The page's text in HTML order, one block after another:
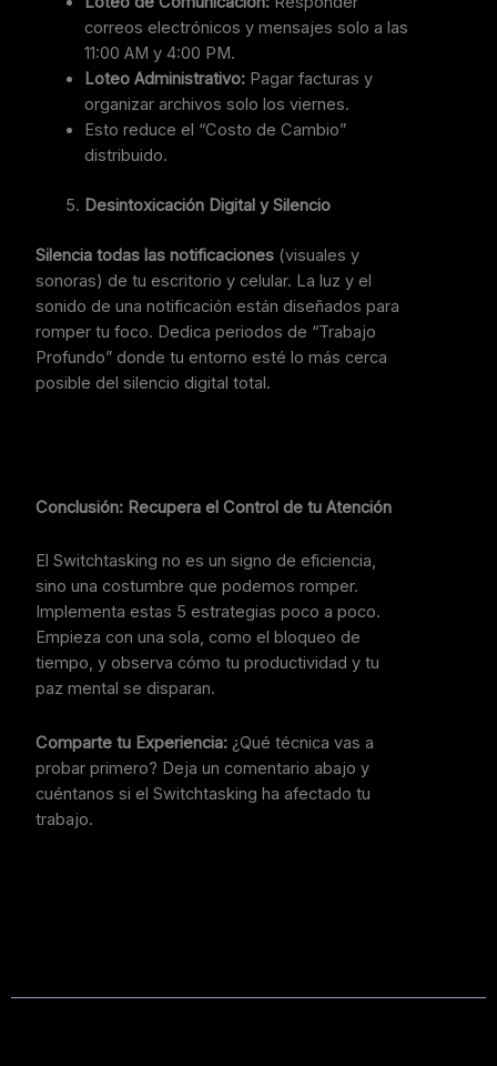
correos electrónicos y mensajes solo a las
11:00 AM y 4:00 PM.
Loteo Administrativo: Pagar facturas y
organizar archivos solo los viernes.
Esto reduce el “Costo de Cambio”
distribuido.
Desintoxicación Digital y Silencio
Silencia todas las notificaciones (visuales y
sonoras) de tu escritorio y celular. La luz y el
sonido de una notificación están diseñados para
romper tu foco. Dedica periodos de “Trabajo
Profundo” donde tu entorno esté lo más cerca
posible del silencio digital total.
Conclusión: Recupera el Control de tu Atención
El Switchtasking no es un signo de eficiencia,
sino una costumbre que podemos romper.
Implementa estas 5 estrategias poco a poco.
Empieza con una sola, como el bloqueo de
tiempo, y observa cómo tu productividad y tu
paz mental se disparan.
Comparte tu Experiencia: ¿Qué técnica vas a
probar primero? Deja un comentario abajo y
cuéntanos si el Switchtasking ha afectado tu
trabajo.